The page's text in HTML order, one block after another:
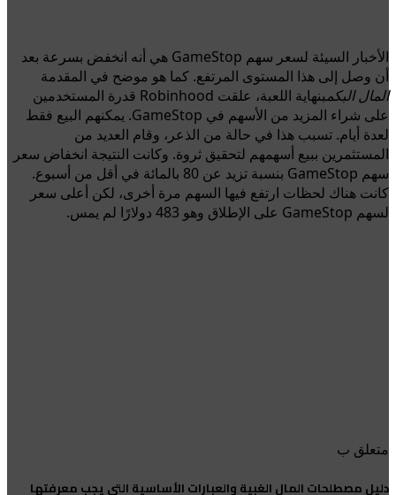
الأخبار السيئة لسعر سهم GameStop هي أنه انخفض بسرعة بعد
أن وصل إلى هذا المستوى المرتفع. كما هو موضح في المقدمة
المال البكم
بنهاية اللعبة، علقت Robinhood قدرة المستخدمين
على شراء المزيد من الأسهم في GameStop. يمكنهم البيع فقط
لعدة أيام. تسبب هذا في حالة من الذعر، وقام العديد من
المستثمرين ببيع أسهمهم لتحقيق ثروة. وكانت النتيجة انخفاض سعر
سهم GameStop بنسبة تزيد عن 80 بالمائة في أقل من أسبوع.
كانت هناك لحظات ارتفع فيها السهم مرة أخرى، لكن أعلى سعر
لسهم GameStop على الإطلاق وهو 483 دولارًا لم يمس.
متعلق ب
دليل مصطلحات المال الغبية والعبارات الأساسية التي يجب معرفتها